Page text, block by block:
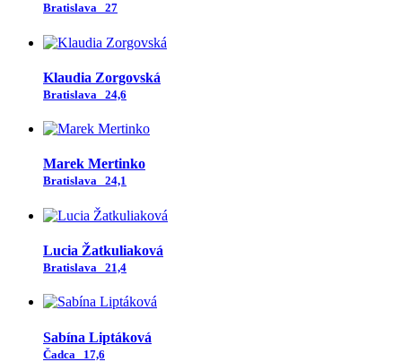
Bratislava 27
Klaudia Zorgovská
Bratislava 24,6
Marek Mertinko
Bratislava 24,1
Lucia Žatkuliaková
Bratislava 21,4
Sabína Liptáková
Čadca 17,6